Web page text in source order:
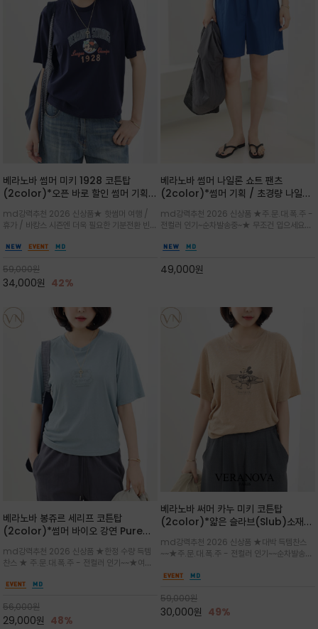
베라노바 썸머 미키 1928 코튼탑
(2color)*오픈 바로 할인 썸머 기획
★ 한정수량 제작 ★ 오가닉 코튼으로
빈티지 프린트로 여름 하의와 모두 잘어
울리는 그래픽
md강력추천 2026 신상품★ 핫썸머 여행 /
휴가 / 바캉스 시즌엔 더욱 필요한 기분전환 빈티
키 컬러 위에 빈티지한 크랙 효과의 레트로 감성
완성
59,000원
34,000원 42%
베라노바 썸머 나일론 쇼트 팬츠
(2color)*썸머 기획 / 초경량 나일론
가벼운 아이템 / 여행 / 일상 / 운동 모
두 가능한 아이템
md강력추천 2026 신상품 ★주.문.대.폭.주 -
전컬러 인기~순차발송중~★ 무조건 입으세요~~
입니다^^가볍고 드라이한 터치감의 나일론 소
룩, 모임룩, 데일리룩까지 다양하게
49,000원
베라노바 봉쥬르 세리프 코튼탑
(2color)*썸머 바이오 강연 Pure
성적인 프랑스어 수식어를 조합
md강력추천 2026 신상품 ★한정 수량 득템
찬스 ★ 주.문.대.폭.주 - 전컬러 인기~~★여름
여유로운 감성/피부에 닿는 순간 기분 좋은 청량
56,000원
29,000원 48%
베라노바 써머 카누 미키 코튼탑
(2color)*얇은 슬라브(Slub)소재
하며, 몸에 잘 달라붙지 않아 쾌적
md강력추천 2026 신상품 ★대박 득템찬스
~~★주.문.대.폭.주 - 전컬러 인기~~순차발송중
드롭숄더 핏과 부드러운 라운드넥이 편안하며, 앞
다.
59,000원
30,000원 49%